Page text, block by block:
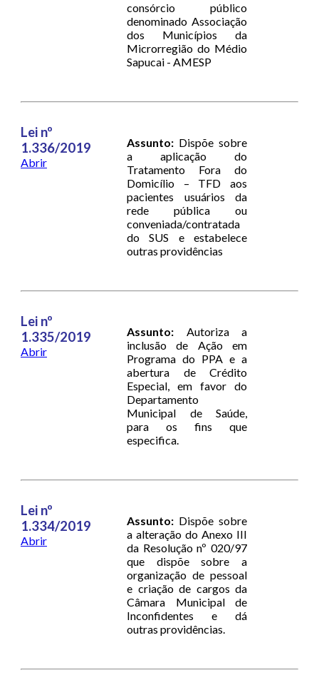
consórcio público
denominado Associação
dos Municípios da
Microrregião do Médio
Sapucai - AMESP
Lei nº
1.336/2019
Abrir
Assunto: Dispõe sobre
a aplicação do
Tratamento Fora do
Domicílio – TFD aos
pacientes usuários da
rede pública ou
conveniada/contratada
do SUS e estabelece
outras providências
Lei nº
1.335/2019
Abrir
Assunto: Autoriza a
inclusão de Ação em
Programa do PPA e a
abertura de Crédito
Especial, em favor do
Departamento
Municipal de Saúde,
para os fins que
especifica.
Lei nº
1.334/2019
Abrir
Assunto: Dispõe sobre
a alteração do Anexo III
da Resolução nº 020/97
que dispõe sobre a
organização de pessoal
e criação de cargos da
Câmara Municipal de
Inconfidentes e dá
outras providências.